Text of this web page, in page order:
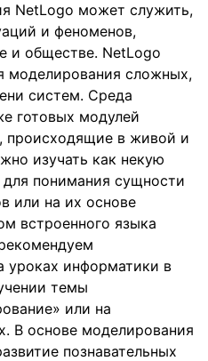
NetLogo может служить,
и феноменов,
и обществе. NetLogo
моделирования сложных,
систем. Среда
готовых модулей
в живой и
изучать как некую
понимания сущности
или на их основе
встроенного языка
уроках информатики в
темы
или на
В основе моделирования
познавательных